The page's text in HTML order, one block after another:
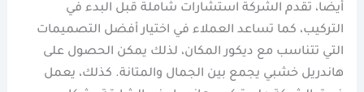
أيضا، تقدم الشركة استشارات شاملة قبل البدء في
التركيب، كما تساعد العملاء في اختيار أفضل التصميمات
التي تتناسب مع ديكور المكان، لذلك يمكن الحصول على
هاندريل خشبي يجمع بين الجمال والمتانة. كذلك، يعمل